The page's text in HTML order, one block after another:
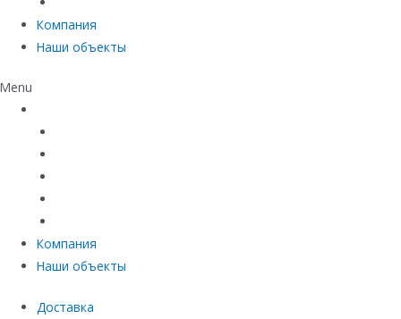
Компания
Наши объекты
Menu
Компания
Наши объекты
Доставка